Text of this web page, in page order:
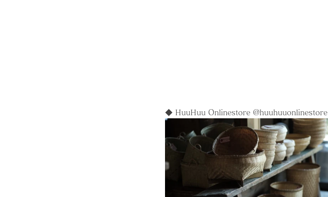
◆ HuuHuu Onlinestore @huuhuuonlinestore